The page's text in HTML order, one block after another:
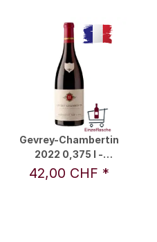
Gevrey-Chambertin
2022 0,375 l -
Remoissenet Père &
42,00 CHF *